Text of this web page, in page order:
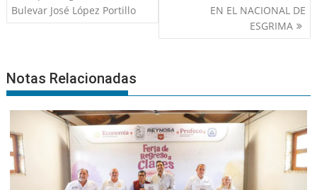
entradas
Bulevar José López Portillo
EN EL NACIONAL DE
ESGRIMA
Notas Relacionadas